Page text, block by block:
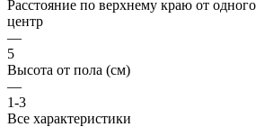
Расстояние по верхнему краю от
центр
—
5
Высота от пола (см)
—
1-3
Все характеристики